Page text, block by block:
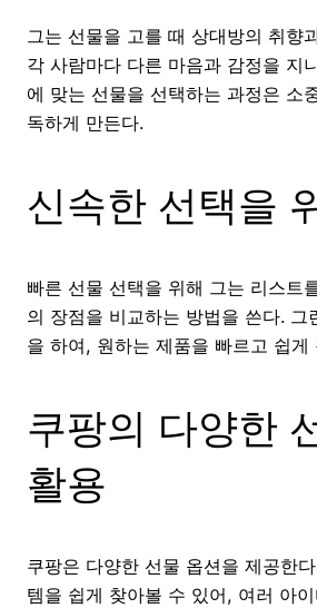
그는 선물을 고를 때 상대방의 취향
각 사람마다 다른 마음과 감정을 지
에 맞는 선물을 선택하는 과정은 소
독하게 만든다.
신속한 선택을
빠른 선물 선택을 위해 그는 리스트
의 장점을 비교하는 방법을 쓴다. 그
을 하여, 원하는 제품을 빠르고 쉽게
쿠팡의 다양한
활용
쿠팡은 다양한 선물 옵션을 제공한
템을 쉽게 찾아볼 수 있어, 여러 아